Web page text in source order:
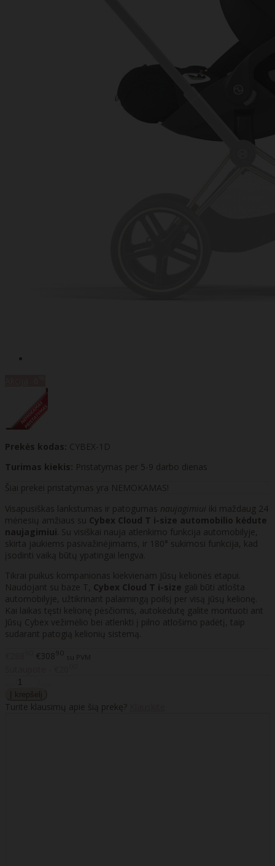
Prekės kodas: CYBEX-1D
Turimas kiekis: Pristatymas per 5-9 darbo dienas
Šiai prekei pristatymas yra NEMOKAMAS!
Visapusiškas lankstumas ir patogumas naujagimiui iki maždaug 24
mėnesių amžiaus su Cybex Cloud T i-size automobilio kėdute
naujagimiui . Su visiškai nauja atlenkimo funkcija automobilyje,
skirta jaukiems pasivažinėjimams, ir 180° sukimosi funkcija, kad
įsodinti vaiką būtų ypatingai lengva.
Tikrai puikus kompanionas kiekvienam Jūsų kelionės etapui.
Naudojant su baze T, Cybex Cloud T i-size gali būti atlošta
automobilyje, užtikrinant palaimingą poilsį per visą jūsų kelionę.
Kai laikas tęsti kelionę pėsčiomis, autokėdutę galite montuoti ant
Jūsų Cybex vežimėlio bei atlenkti į pilno atlošimo padėtį, taip
sudarant patogią kelionių sistemą.
€30890 su PVM
Turite klausimų apie šią prekę?